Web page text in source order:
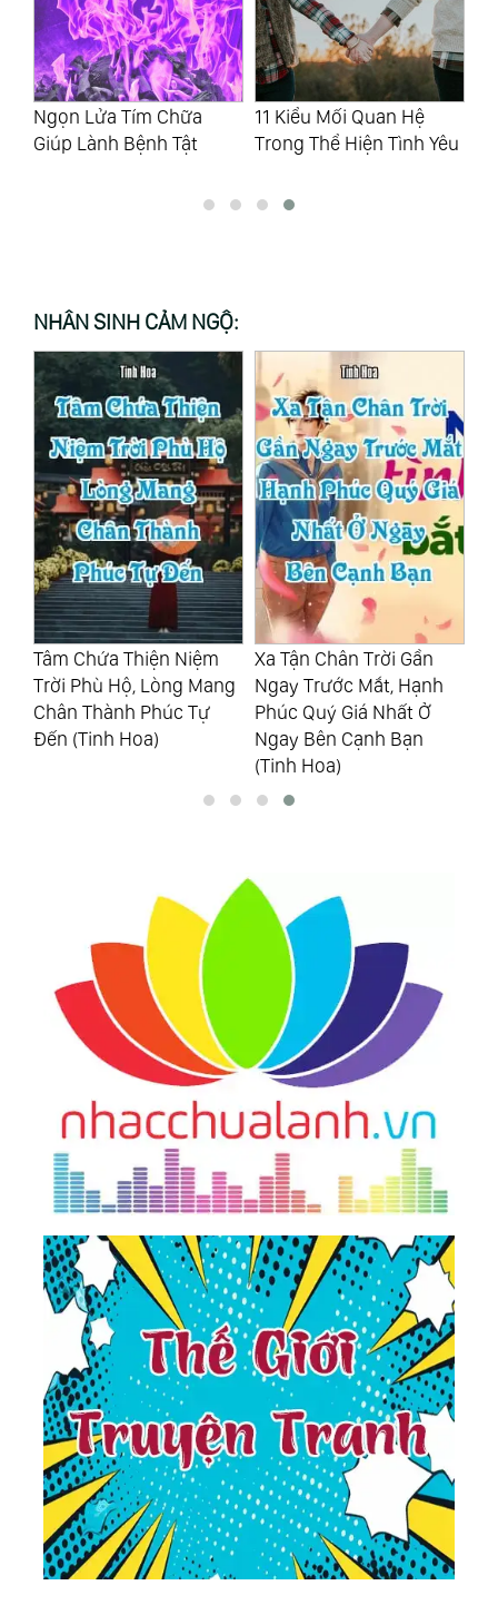
Ngọn Lửa Tím Chữa
Giúp Lành Bệnh Tật
11 Kiểu Mối Quan Hệ
Trong Thể Hiện Tình Yêu
NHÂN SINH CẢM NGỘ:
Tâm Chứa Thiện Niệm
Trời Phù Hộ, Lòng Mang
Chân Thành Phúc Tự
Đến (Tinh Hoa)
Xa Tận Chân Trời Gần
Ngay Trước Mắt, Hạnh
Phúc Quý Giá Nhất Ở
Ngay Bên Cạnh Bạn
(Tinh Hoa)